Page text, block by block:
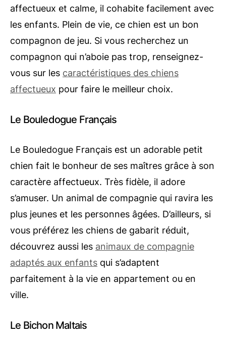
affectueux et calme, il cohabite facilement avec
les enfants. Plein de vie, ce chien est un bon
compagnon de jeu. Si vous recherchez un
compagnon qui n’aboie pas trop, renseignez-
vous sur les caractéristiques des chiens
affectueux pour faire le meilleur choix.
Le Bouledogue Français
Le Bouledogue Français est un adorable petit
chien fait le bonheur de ses maîtres grâce à son
caractère affectueux. Très fidèle, il adore
s’amuser. Un animal de compagnie qui ravira les
plus jeunes et les personnes âgées. D’ailleurs, si
vous préférez les chiens de gabarit réduit,
découvrez aussi les animaux de compagnie
adaptés aux enfants qui s’adaptent
parfaitement à la vie en appartement ou en
ville.
Le Bichon Maltais